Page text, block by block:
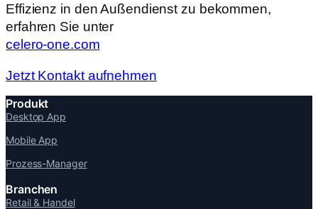
Effizienz in den Außendienst zu bekommen,
erfahren Sie unter
celero-one.com
Jetzt Kontakt aufnehmen
Produkt
Desktop App
Mobile App
Prozess-Manager
Branchen
Retail & Handel